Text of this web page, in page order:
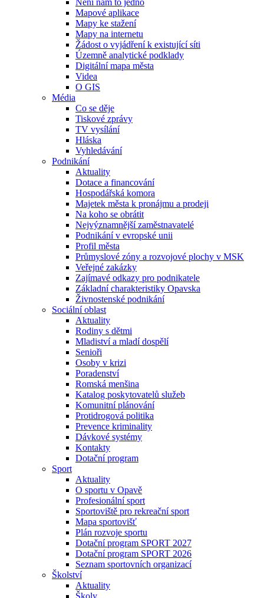
Není nám to jedno
Mapové aplikace
Mapy ke stažení
Mapy na internetu
Žádost o vyjádření k existující síti
Územně analytické podklady
Digitální mapa města
Videa
O GIS
Média
Co se děje
Tiskové zprávy
TV vysílání
Hláska
Vyhledávání
Podnikání
Aktuality
Dotace a financování
Hospodářská komora
Majetek města k pronájmu a prodeji
Na koho se obrátit
Nejvýznamnější zaměstnavatelé
Podnikání v evropské unii
Profil města
Průmyslové zóny a rozvojové plochy v MSK
Veřejné zakázky
Zajímavé odkazy pro podnikatele
Základní charakteristiky Opavska
Živnostenské podnikání
Sociální oblast
Aktuality
Rodiny s dětmi
Mladiství a mladí dospělí
Senioři
Osoby v krizi
Poradenství
Romská menšina
Katalog poskytovatelů služeb
Komunitní plánování
Protidrogová politika
Prevence kriminality
Dávkové systémy
Kontakty
Dotační program
Sport
Aktuality
O sportu v Opavě
Profesionální sport
Sportoviště pro rekreační sport
Mapa sportovišť
Plán rozvoje sportu
Dotační program SPORT 2027
Dotační program SPORT 2026
Seznam sportovních organizací
Školství
Aktuality